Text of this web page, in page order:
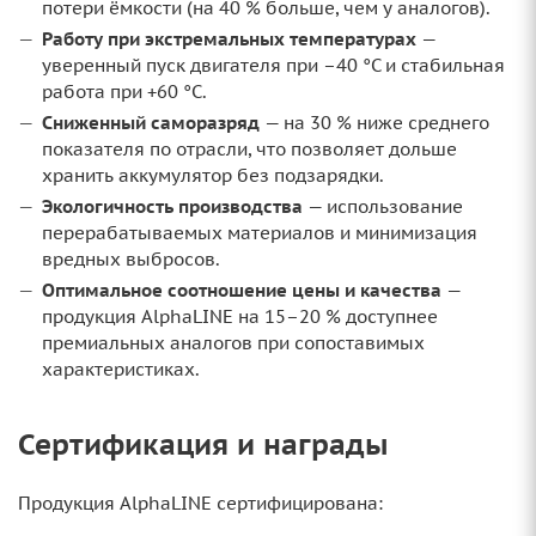
потери ёмкости (на 40 % больше, чем у аналогов).
Работу при экстремальных температурах —
уверенный пуск двигателя при –40 °C и стабильная
работа при +60 °C.
Сниженный саморазряд — на 30 % ниже среднего
показателя по отрасли, что позволяет дольше
хранить аккумулятор без подзарядки.
Экологичность производства — использование
перерабатываемых материалов и минимизация
вредных выбросов.
Оптимальное соотношение цены и качества —
продукция AlphaLINE на 15–20 % доступнее
премиальных аналогов при сопоставимых
характеристиках.
Сертификация и награды
Продукция AlphaLINE сертифицирована: